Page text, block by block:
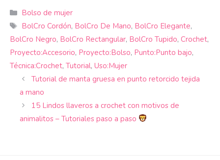
Categorías
Bolso de mujer
Etiquetas
BolCro Cordón, BolCro De Mano, BolCro Elegante,
BolCro Negro, BolCro Rectangular, BolCro Tupido, Crochet,
Proyecto:Accesorio, Proyecto:Bolso, Punto:Punto bajo,
Técnica:Crochet, Tutorial, Uso:Mujer
Tutorial de manta gruesa en punto retorcido tejida
a mano
15 Lindos llaveros a crochet con motivos de
animalitos – Tutoriales paso a paso